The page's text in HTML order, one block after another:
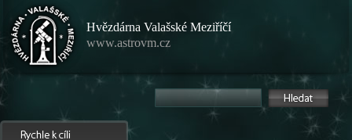
Hvězdárna Valašské Meziříčí
www.astrovm.cz